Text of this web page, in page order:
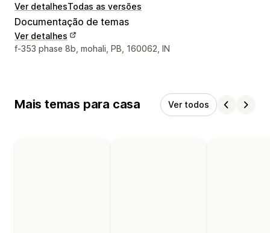
Ver detalhesTodas as versões
Documentação de temas
Ver detalhes
Detalhes de contacto do designer
f-353 phase 8b, mohali, PB, 160062, IN
Mais temas para casa Ver todos